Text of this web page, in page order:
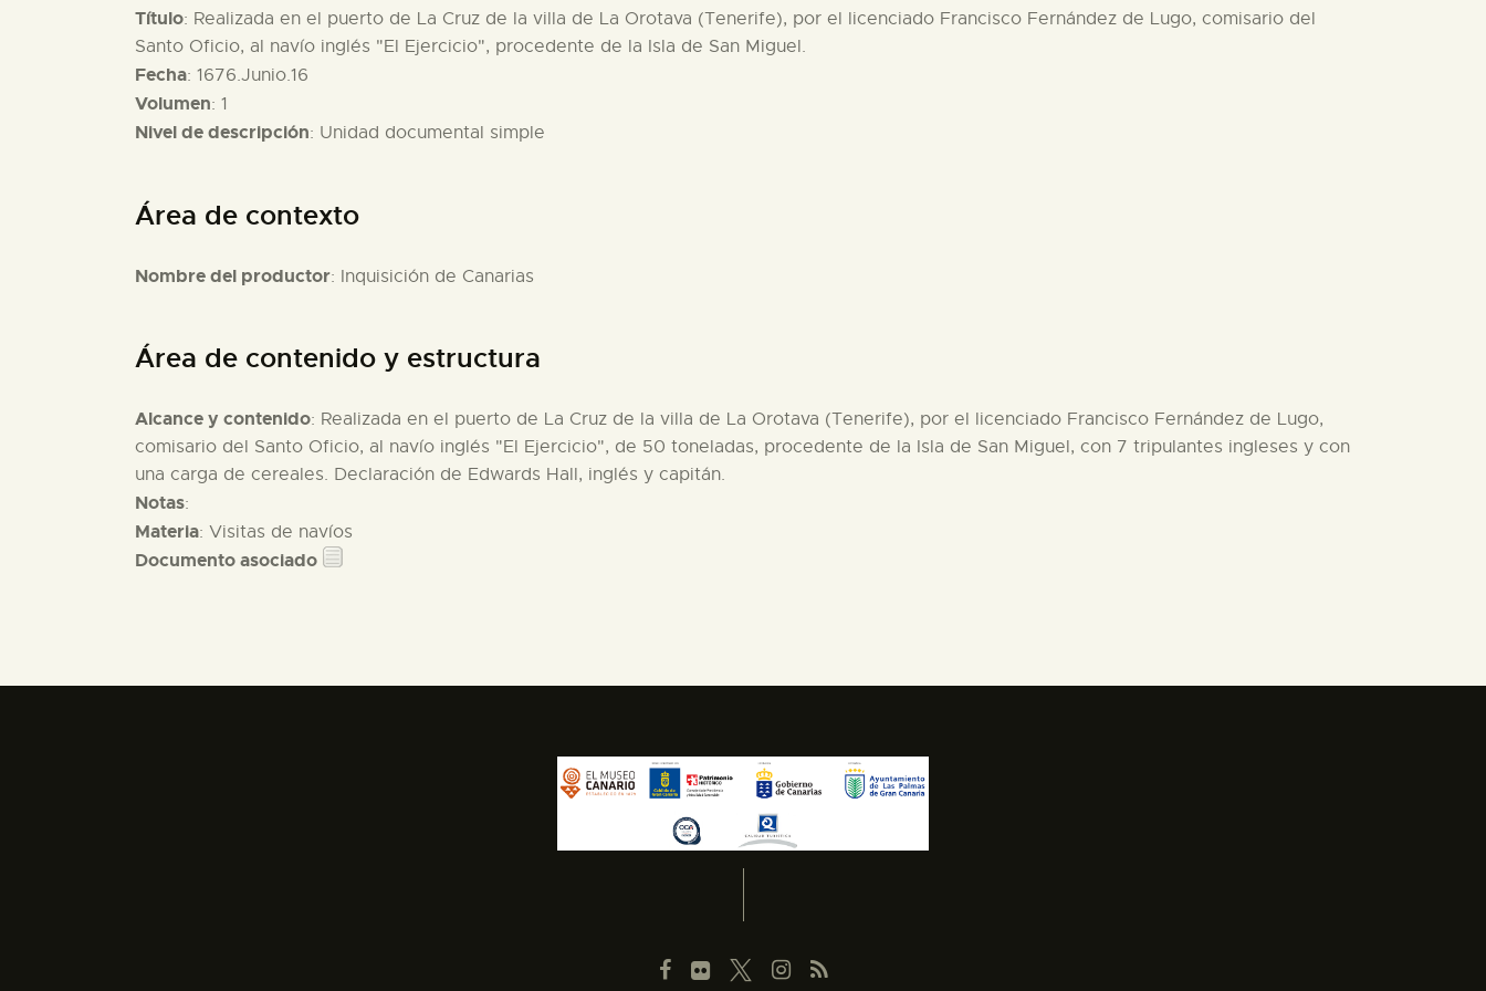
Título: Realizada en el puerto de La Cruz de la villa de La Orotava (Tenerife), por el licenciado Francisco Fernández de Lugo, comisario del
Santo Oficio, al navío inglés "El Ejercicio", procedente de la Isla de San Miguel.
Fecha: 1676.Junio.16
Volumen: 1
Nivel de descripción: Unidad documental simple
Área de contexto
Nombre del productor: Inquisición de Canarias
Área de contenido y estructura
Alcance y contenido: Realizada en el puerto de La Cruz de la villa de La Orotava (Tenerife), por el licenciado Francisco Fernández de Lugo,
comisario del Santo Oficio, al navío inglés "El Ejercicio", de 50 toneladas, procedente de la Isla de San Miguel, con 7 tripulantes ingleses y con
una carga de cereales. Declaración de Edwards Hall, inglés y capitán.
Notas:
Materia: Visitas de navíos
Documento asociado